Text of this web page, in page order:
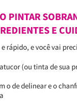
PINTAR
E
rápido, e você vai
(ou tinta de sua
o de delinear e o